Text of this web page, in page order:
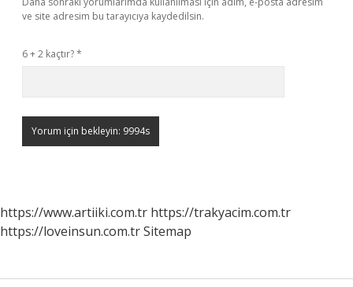
ve site adresim bu tarayıcıya kaydedilsin.
6 + 2 kaçtır?*
https://www.artiiki.com.tr https://trakyacim.com.tr
https://loveinsun.com.trSitemap